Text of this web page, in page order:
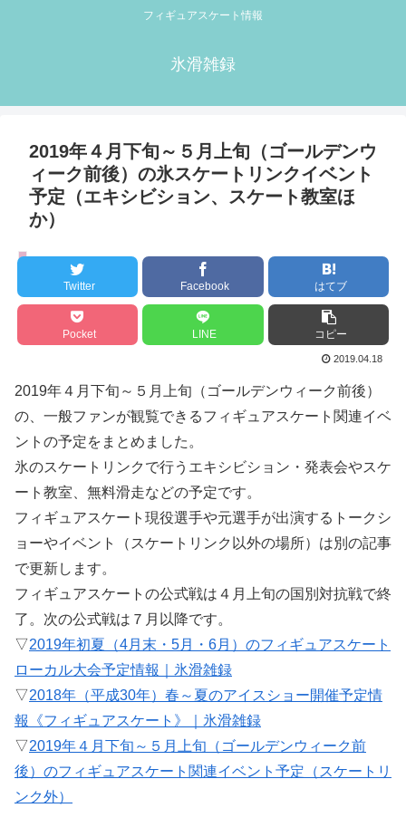
フィギュアスケート情報
氷滑雑録
2019年４月下旬～５月上旬（ゴールデンウ
ィーク前後）の氷スケートリンクイベント
予定（エキシビション、スケート教室ほ
か）
スケート教室
Twitter Facebook はてブ
Pocket LINE コピー
2019.04.18
2019年４月下旬～５月上旬（ゴールデンウィーク前後）
の、一般ファンが観覧できるフィギュアスケート関連イベ
ントの予定をまとめました。
氷のスケートリンクで行うエキシビション・発表会やスケ
ート教室、無料滑走などの予定です。
フィギュアスケート現役選手や元選手が出演するトークシ
ョーやイベント（スケートリンク以外の場所）は別の記事
で更新します。
フィギュアスケートの公式戦は４月上旬の国別対抗戦で終
了。次の公式戦は７月以降です。
▽2019年初夏（4月末・5月・6月）のフィギュアスケート
ローカル大会予定情報｜氷滑雑録
▽2018年（平成30年）春～夏のアイスショー開催予定情
報《フィギュアスケート》｜氷滑雑録
▽2019年４月下旬～５月上旬（ゴールデンウィーク前
後）のフィギュアスケート関連イベント予定（スケートリ
ンク外）